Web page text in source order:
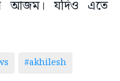
আজম। যদিও এতে
#akhilesh